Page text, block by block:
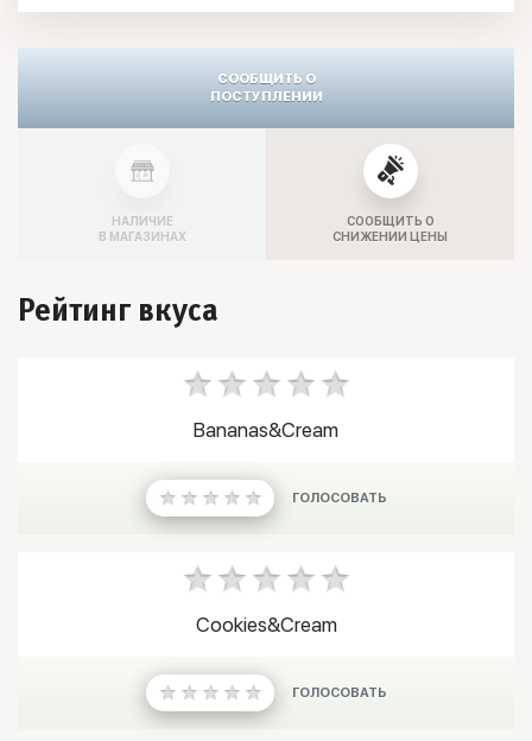
СООБЩИТЬ О
ПОСТУПЛЕНИИ
НАЛИЧИЕ
В МАГАЗИНАХ
СООБЩИТЬ О
СНИЖЕНИИ ЦЕНЫ
Рейтинг вкуса
Bananas&Cream
ГОЛОСОВАТЬ
Cookies&Cream
ГОЛОСОВАТЬ